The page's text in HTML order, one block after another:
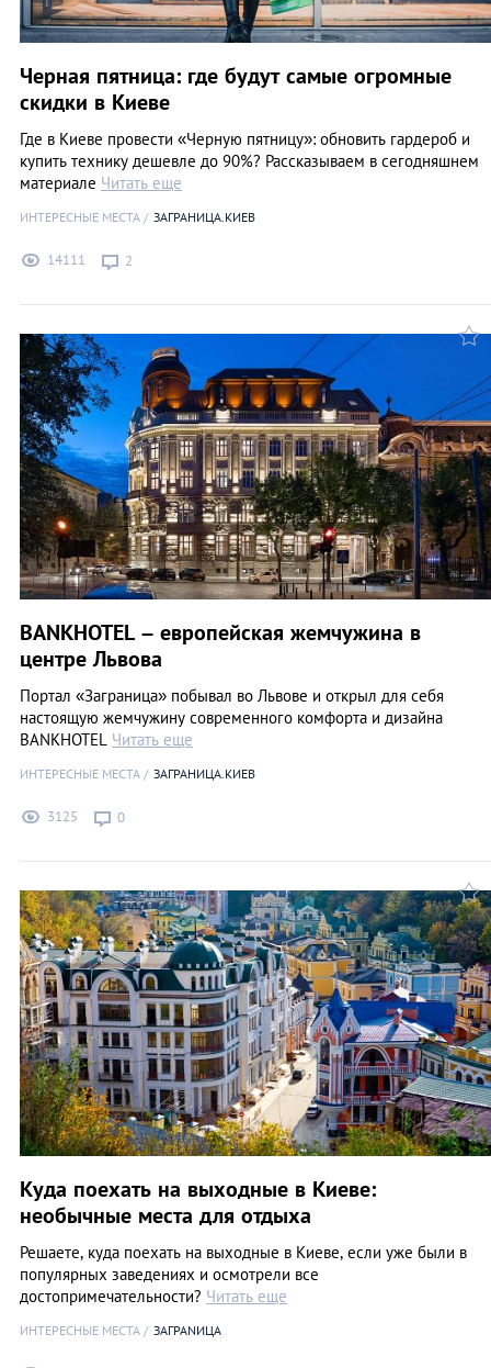
Черная пятница: где будут самые огромные
скидки в Киеве
Где в Киеве провести «Черную пятницу»: обновить гардероб и
купить технику дешевле до 90%? Рассказываем в сегодняшнем
материале Читать еще
ИНТЕРЕСНЫЕ МЕСТА ЗАГРАНИЦА.КИЕВ
14111 2
BANKHOTEL – европейская жемчужина в
центре Львова
Портал «Заграница» побывал во Львове и открыл для себя
настоящую жемчужину современного комфорта и дизайна
BANKHOTEL Читать еще
ИНТЕРЕСНЫЕ МЕСТА ЗАГРАНИЦА.КИЕВ
3125 0
Куда поехать на выходные в Киеве:
необычные места для отдыха
Решаете, куда поехать на выходные в Киеве, если уже были в
популярных заведениях и осмотрели все
достопримечательности? Читать еще
ИНТЕРЕСНЫЕ МЕСТА ЗАГРАNИЦА